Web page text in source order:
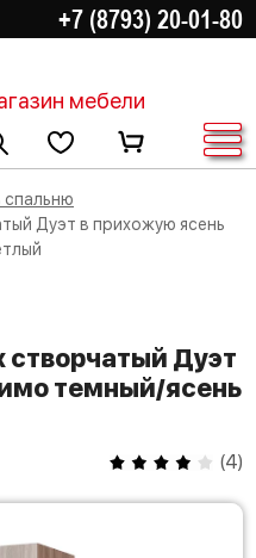
+7 (8793) 20-01-80
мебели
спальню
темный/ясень
(4)